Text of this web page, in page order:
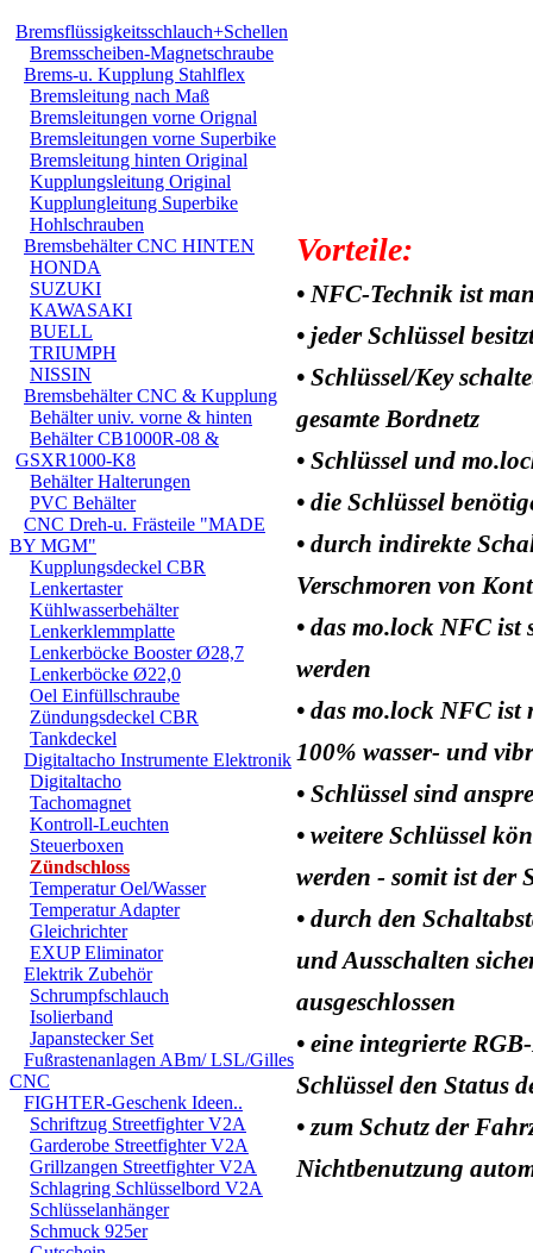
Bremsflüssigkeitsschlauch+Schellen
Bremsscheiben-Magnetschraube
Brems-u. Kupplung Stahlflex
Bremsleitung nach Maß
Bremsleitungen vorne Orignal
Bremsleitungen vorne Superbike
Bremsleitung hinten Original
Kupplungsleitung Original
Kupplungleitung Superbike
Hohlschrauben
Bremsbehälter CNC HINTEN
HONDA
SUZUKI
KAWASAKI
BUELL
TRIUMPH
NISSIN
Bremsbehälter CNC & Kupplung
Behälter univ. vorne & hinten
Behälter CB1000R-08 &
GSXR1000-K8
Behälter Halterungen
PVC Behälter
CNC Dreh-u. Frästeile "MADE
BY MGM"
Kupplungsdeckel CBR
Lenkertaster
Kühlwasserbehälter
Lenkerklemmplatte
Lenkerböcke Booster Ø28,7
Lenkerböcke Ø22,0
Oel Einfüllschraube
Zündungsdeckel CBR
Tankdeckel
Digitaltacho Instrumente Elektronik
Digitaltacho
Tachomagnet
Kontroll-Leuchten
Steuerboxen
Zündschloss
Temperatur Oel/Wasser
Temperatur Adapter
Gleichrichter
EXUP Eliminator
Elektrik Zubehör
Schrumpfschlauch
Isolierband
Japanstecker Set
Fußrastenanlagen ABm/ LSL/Gilles
CNC
FIGHTER-Geschenk Ideen..
Schriftzug Streetfighter V2A
Garderobe Streetfighter V2A
Grillzangen Streetfighter V2A
Schlagring Schlüsselbord V2A
Schlüsselanhänger
Schmuck 925er
Vorteile:
• NFC-Technik ist
• jeder Schlüssel
• Schlüssel/Key
gesamte Bordnetz
• Schlüssel und
• die Schlüssel
• durch indirekte
Verschmoren von
• das mo.lock NFC
werden
• das mo.lock NFC
100% wasser- und
• Schlüssel sind
• weitere Schlüssel
werden - somit ist der
• durch den
und Ausschalten
ausgeschlossen
• eine integrierte
Schlüssel den Status
• zum Schutz der
Nichtbenutzung